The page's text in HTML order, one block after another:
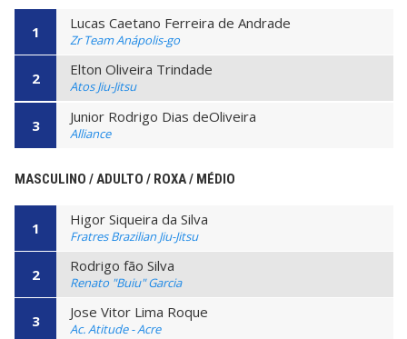
1 Lucas Caetano Ferreira de Andrade
Zr Team Anápolis-go
2 Elton Oliveira Trindade
Atos Jiu-Jitsu
3 Junior Rodrigo Dias deOliveira
Alliance
MASCULINO / ADULTO / ROXA / MÉDIO
1 Higor Siqueira da Silva
Fratres Brazilian Jiu-Jitsu
2 Rodrigo fão Silva
Renato "Buiu" Garcia
3 Jose Vitor Lima Roque
Ac. Atitude - Acre